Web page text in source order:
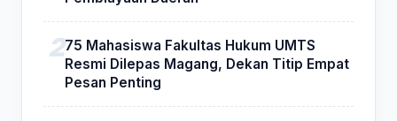
75 Mahasiswa Fakultas Hukum UMTS
Resmi Dilepas Magang, Dekan Titip Empat
Pesan Penting